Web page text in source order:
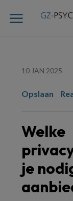
10 JAN 2025
Opslaan
Welke
je